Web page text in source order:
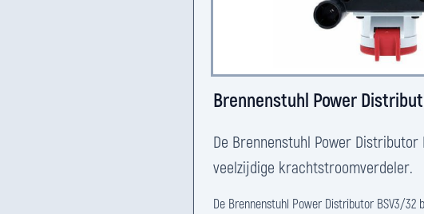
Brennenstuhl Power
De Brennenstuhl Power Distributor
veelzijdige krachtstroomverdeler.
De Brennenstuhl Power Distributor BSV3/